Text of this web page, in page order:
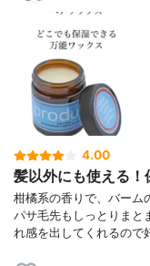
4.00
髪以外にも使える
柑橘系の香りで、バーム
パサ毛先もしっとりまと
れ感を出してくれるの